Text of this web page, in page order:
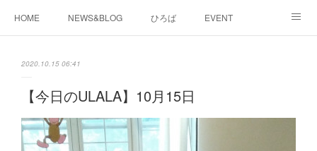
HOME NEWS&BLOG ひろば EVENT
2020.10.15 06:41
【今日のULALA】10月15日